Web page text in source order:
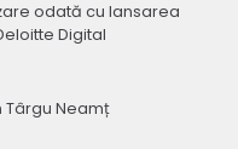
odată cu lansarea
Digital
Târgu Neamț